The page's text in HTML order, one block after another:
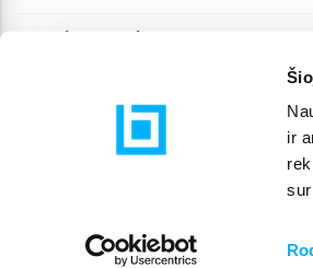
ir
Ar galima prekę atsiimti vietoje?